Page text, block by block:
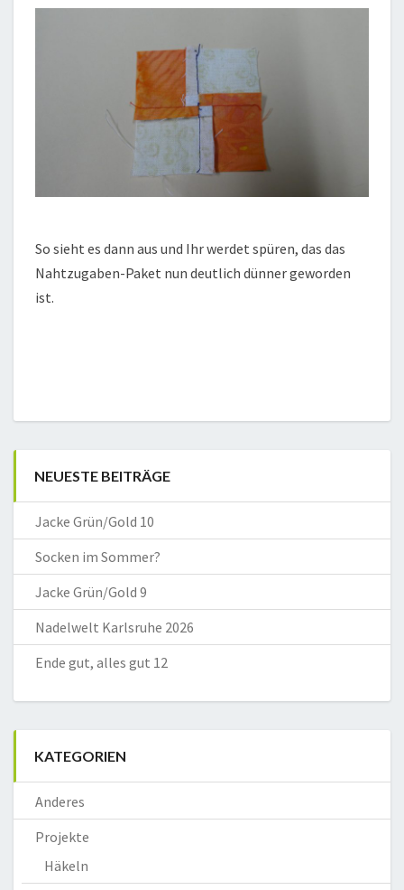
So sieht es dann aus und Ihr werdet spüren, das das
Nahtzugaben-Paket nun deutlich dünner geworden
ist.
NEUESTE BEITRÄGE
Jacke Grün/Gold 10
Socken im Sommer?
Jacke Grün/Gold 9
Nadelwelt Karlsruhe 2026
Ende gut, alles gut 12
KATEGORIEN
Anderes
Projekte
Häkeln